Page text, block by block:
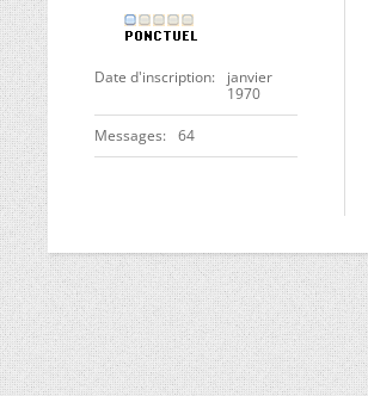
Date d'inscription
janvier
1970
Messages 64